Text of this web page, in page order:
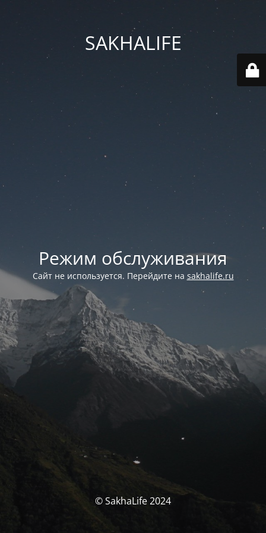
SAKHALIFE
Режим обслуживания
Сайт не используется. Перейдите на sakhalife.ru
© SakhaLife 2024